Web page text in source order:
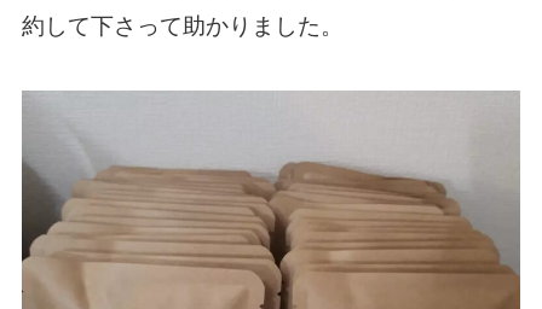
約して下さって助かりました。